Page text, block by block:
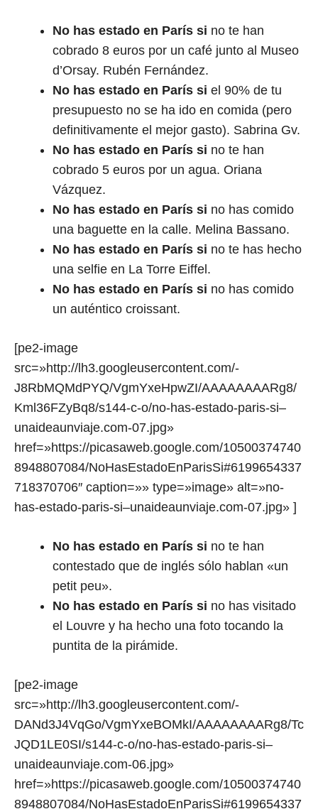
No has estado en París si no te han
cobrado 8 euros por un café junto al Museo
d’Orsay. Rubén Fernández.
No has estado en París si el 90% de tu
presupuesto no se ha ido en comida (pero
definitivamente el mejor gasto). Sabrina Gv.
No has estado en París si no te han
cobrado 5 euros por un agua. Oriana
Vázquez.
No has estado en París si no has comido
una baguette en la calle. Melina Bassano.
No has estado en París si no te has hecho
una selfie en La Torre Eiffel.
No has estado en París si no has comido
un auténtico croissant.
[pe2-image
src=»http://lh3.googleusercontent.com/-
J8RbMQMdPYQ/VgmYxeHpwZI/AAAAAAAARg8/
Kml36FZyBq8/s144-c-o/no-has-estado-paris-si–
unaideaunviaje.com-07.jpg»
href=»https://picasaweb.google.com/10500374740
8948807084/NoHasEstadoEnParisSi#6199654337
718370706″ caption=»» type=»image» alt=»no-
has-estado-paris-si–unaideaunviaje.com-07.jpg» ]
No has estado en París si no te han
contestado que de inglés sólo hablan «un
petit peu».
No has estado en París si no has visitado
el Louvre y ha hecho una foto tocando la
puntita de la pirámide.
[pe2-image
src=»http://lh3.googleusercontent.com/-
DANd3J4VqGo/VgmYxeBOMkI/AAAAAAAARg8/Tc
JQD1LE0SI/s144-c-o/no-has-estado-paris-si–
unaideaunviaje.com-06.jpg»
href=»https://picasaweb.google.com/10500374740
8948807084/NoHasEstadoEnParisSi#6199654337